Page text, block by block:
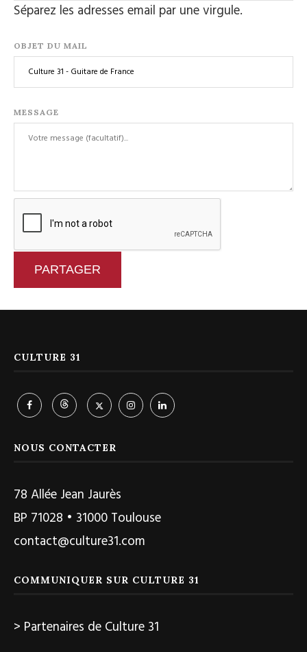
Séparez les adresses email par une virgule.
OBJET DU MAIL
MESSAGE
PARTAGER
CULTURE 31
NOUS CONTACTER
78 Allée Jean Jaurès
BP 71028 • 31000 Toulouse
contact@culture31.com
COMMUNIQUER SUR CULTURE 31
> Partenaires de Culture 31